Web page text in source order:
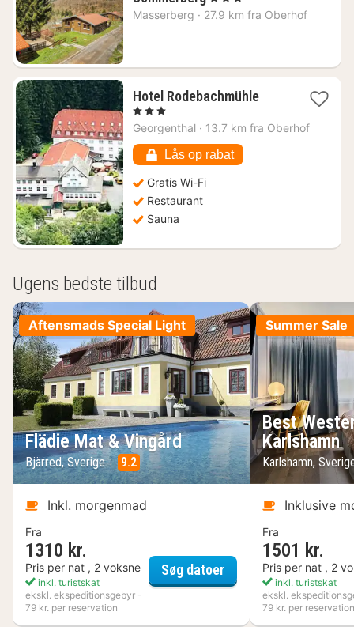
nætter
Masserberg · 27.9 km fra Oberhof
Hotel Rodebachmühle1
fra
, 3 Stjerner
Georgenthal · 13.7 km fra Oberhof
Lås op rabat
Gratis Wi-Fi
Restaurant
Sauna
Ugens bedste tilbud
Aftensmads Special Light
Flädie Mat & Vingård
Bjärred, Sverige 9.2
Inkl. morgenmad
Fra
1310 kr.
Pris per nat , 2 voksne
inkl. turistskat
ekskl. ekspeditionsgebyr -
79 kr. per reservation
Søg datoerFlädie Mat & Vingård
Summer Sale
Best
Karlshamn
Karlshamn,
Inklusive
Fra
1501 kr.
Pris per nat , 2
inkl. turistskat
ekskl.
79 kr. per reservation